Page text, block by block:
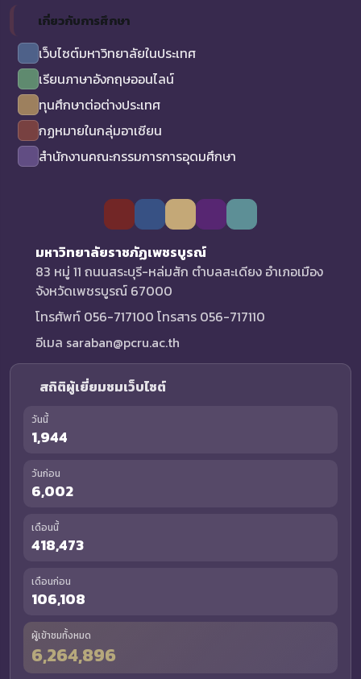
เกี่ยวกับการศึกษา
เว็บไซต์มหาวิทยาลัยในประเทศ
เรียนภาษาอังกฤษออนไลน์
ทุนศึกษาต่อต่างประเทศ
กฏหมายในกลุ่มอาเซียน
สำนักงานคณะกรรมการการอุดมศึกษา
มหาวิทยาลัยราชภัฏเพชรบูรณ์
83 หมู่ 11 ถนนสระบุรี-หล่มสัก ตำบลสะเดียง อำเภอเมือง
จังหวัดเพชรบูรณ์ 67000
โทรศัพท์ 056-717100 โทรสาร 056-717110
อีเมล saraban@pcru.ac.th
สถิติผู้เยี่ยมชมเว็บไซต์
วันนี้
1,944
วันก่อน
6,002
เดือนนี้
418,473
เดือนก่อน
106,108
ผู้เข้าชมทั้งหมด
6,264,896